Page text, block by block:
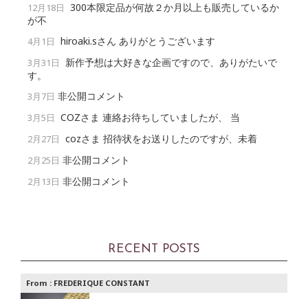
12月18日 300本限定品が何故２か月以上も販売しているか
が不
4月1日 hiroaki.sさん ありがとうございます
3月31日
新作予想は大好きな企画ですので、ありがたいで
す。
3月7日 非公開コメント
3月5日 COZさま 連絡お待ちしていましたが、 当
2月27日 cozさま 招待状をお送りしたのですが、未着
2月25日 非公開コメント
2月13日 非公開コメント
RECENT POSTS
From : FREDERIQUE CONSTANT